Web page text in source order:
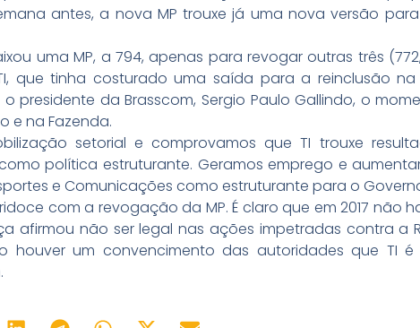
antes, a nova MP trouxe já uma nova versão
uma MP, a 794, apenas para revogar outras três
que tinha costurado uma saída para a reinclusão
o presidente da Brasscom, Sergio Paulo Gallindo, o
e na Fazenda.
setorial e comprovamos que TI trouxe
política estruturante. Geramos emprego e
e Comunicações como estruturante para o
com a revogação da MP. É claro que em 2017 não
afirmou não ser legal nas ações impetradas contra a
houver um convencimento das autoridades que TI